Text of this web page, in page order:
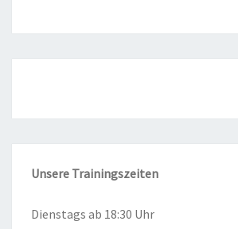
Unse­re Trai­nings­zei­ten
Diens­tags ab 18:30 Uhr